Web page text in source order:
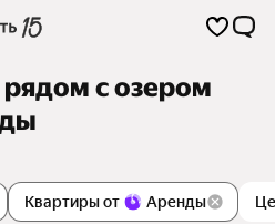
рядом с озером
Квартиры от Аренды